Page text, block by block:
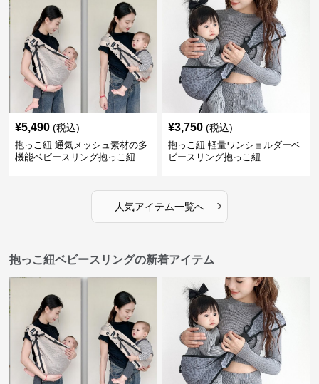
¥5,490 (税込)
抱っこ紐 通気メッシュ素材の多
機能ベビースリング抱っこ紐
¥3,750 (税込)
抱っこ紐 軽量ワンショルダーベ
ビースリング抱っこ紐
人気アイテム一覧へ ›
抱っこ紐ベビースリングの新着アイテム